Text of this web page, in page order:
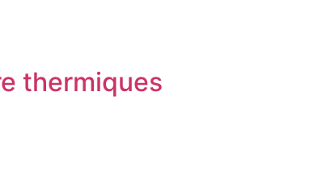
thermiques